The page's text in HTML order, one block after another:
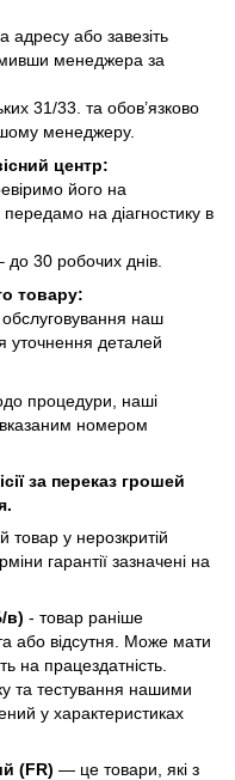
адресу або завезіть
менеджера за
31/33. та обов’язково
менеджеру.
центр:
його на
передамо на діагностику в
до 30 робочих днів.
товару:
обслуговування наш
уточнення деталей
процедури, наші
вказаним номером
за переказ грошей
у нерозкритій
гарантії зазначені на
в) - товар раніше
або відсутня. Може мати
на працездатність.
та тестування нашими
у характеристиках
(FR) — це товари, які з